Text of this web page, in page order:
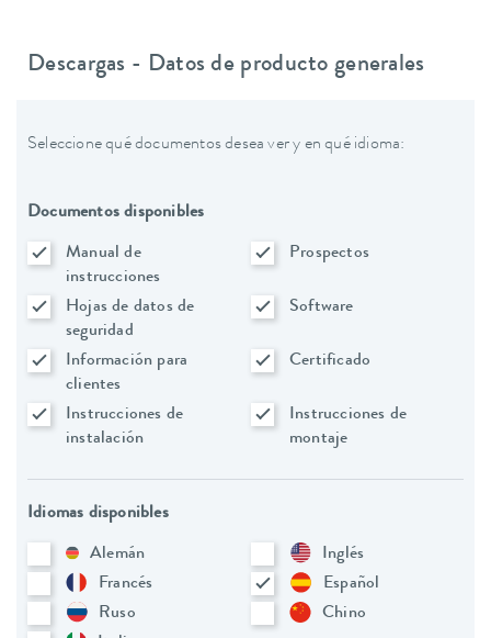
Descargas - Datos de producto generales
Seleccione qué documentos desea ver y en qué idioma:
Documentos disponibles
Manual de
instrucciones
Prospectos
Hojas de datos de
seguridad
Software
Información para
clientes
Certificado
Instrucciones de
instalación
Instrucciones de
montaje
Idiomas disponibles
Alemán
Inglés
Francés
Español
Ruso
Chino